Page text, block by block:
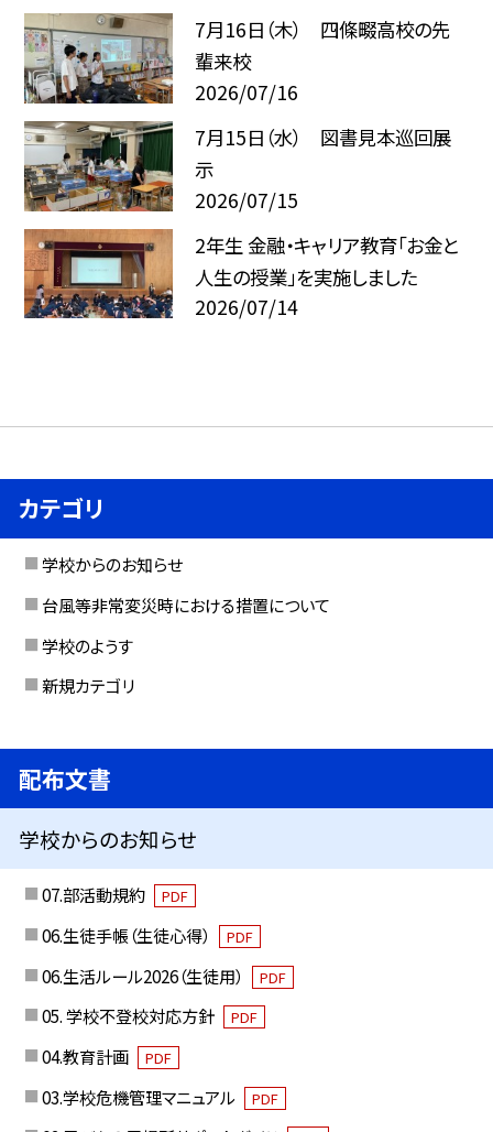
7月16日（木） 四條畷高校の先
輩来校
2026/07/16
7月15日（水） 図書見本巡回展
示
2026/07/15
2年生 金融・キャリア教育「お金と
人生の授業」を実施しました
2026/07/14
カテゴリ
学校からのお知らせ
台風等非常変災時における措置について
学校のようす
新規カテゴリ
配布文書
学校からのお知らせ
07.部活動規約 PDF
06.生徒手帳（生徒心得） PDF
06.生活ルール2026（生徒用） PDF
05. 学校不登校対応方針 PDF
04.教育計画 PDF
03.学校危機管理マニュアル PDF